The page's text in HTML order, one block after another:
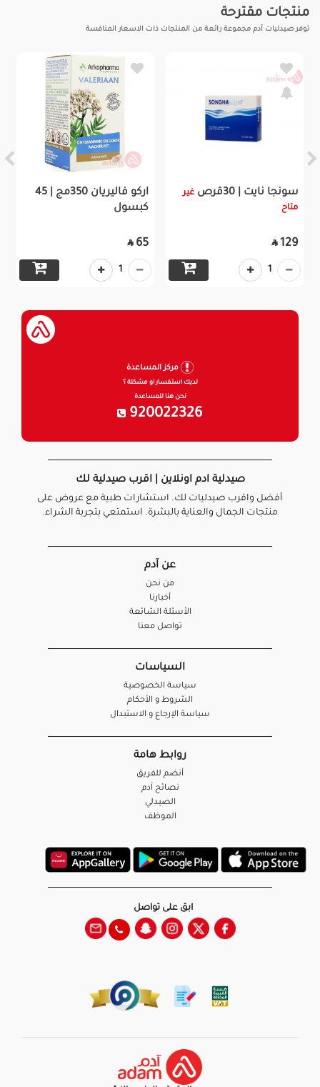
منتجات مقترحة
توفر صيدليات آدم مجموعة رائعة من المنتجات ذات الاسعار المنافسة
سونجا نايت | 30قرص
غير
متاح
129

1
اركو فاليريان 350مج | 45
كبسول
65

1
مركز المساعدة
لديك استفسار او مشكلة ؟
نحن هنا للمساعدة
920022326
صيدلية ادم اونلاين | اقرب صيدلية لك
أفضل واقرب صيدليات لك. استشارات طبية مع عروض على
منتجات الجمال والعناية بالبشرة. استمتعي بتجربة الشراء.
عن آدم
من نحن
أخبارنا
الأسئلة الشائعة
تواصل معنا
السياسات
سياسة الخصوصية
الشروط و الأحكام
سياسة الإرجاع و الاستبدال
روابط هامة
أنضم للفريق
نصائح آدم
الصيدلي
الموظف
ابق على تواصل